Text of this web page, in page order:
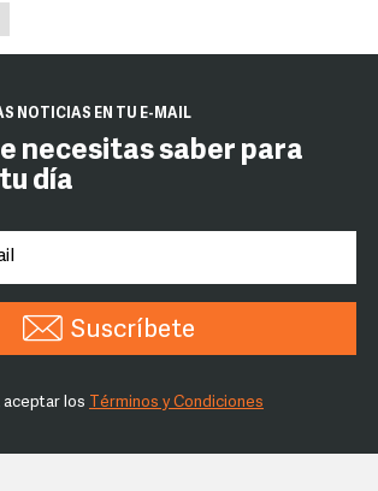
NOTICIAS EN TU E-MAIL
necesitas saber para
día
Suscríbete
aceptar los Términos y Condiciones